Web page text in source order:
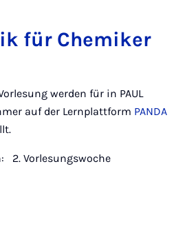
für Che­mi­ker
werden für in PAUL
auf der Lernplattform PANDA
2. Vorlesungswoche